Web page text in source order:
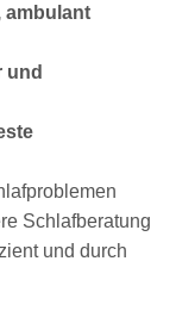
ambulant
und
Schlafberatung
und durch